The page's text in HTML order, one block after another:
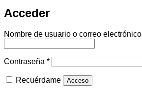
Acceder
Nombre de usuario o correo electrónico
Contraseña *Obligatorio
Recuérdame Acceso